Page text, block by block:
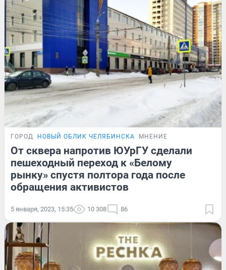
ГОРОД НОВЫЙ ОБЛИК ЧЕЛЯБИНСКА МНЕНИЕ
От сквера напротив ЮУрГУ сделали
пешеходный переход к «Белому
рынку» спустя полтора года после
обращения активистов
5 января, 2023, 15:35 10 308 86